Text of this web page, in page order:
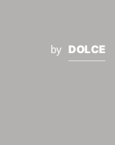
by DOLCE